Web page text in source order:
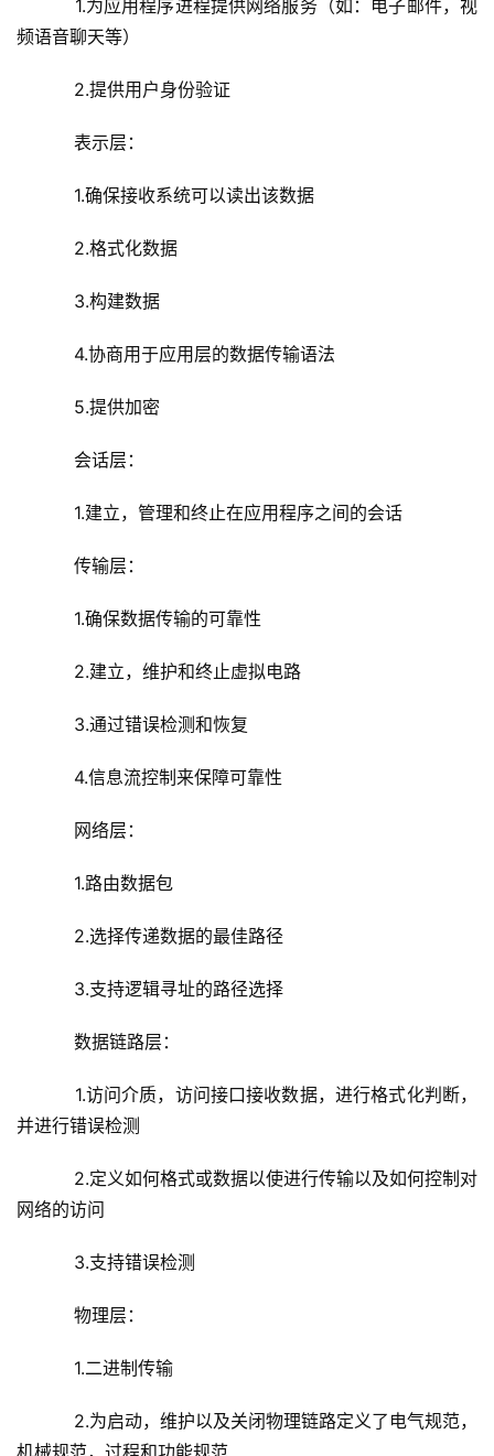
频语音聊天等）
    2.提供用户身份验证
    表示层：
    1.确保接收系统可以读出该数据
    2.格式化数据
    3.构建数据
    4.协商用于应用层的数据传输语法
    5.提供加密
    会话层：
    1.建立，管理和终止在应用程序之间的会话
    传输层：
    1.确保数据传输的可靠性
    2.建立，维护和终止虚拟电路
    3.通过错误检测和恢复
    4.信息流控制来保障可靠性
    网络层：
    1.路由数据包
    2.选择传递数据的最佳路径
    3.支持逻辑寻址的路径选择
    数据链路层：
并进行错误检测
网络的访问
    3.支持错误检测
    物理层：
    1.二进制传输
机械规范，过程和功能规范